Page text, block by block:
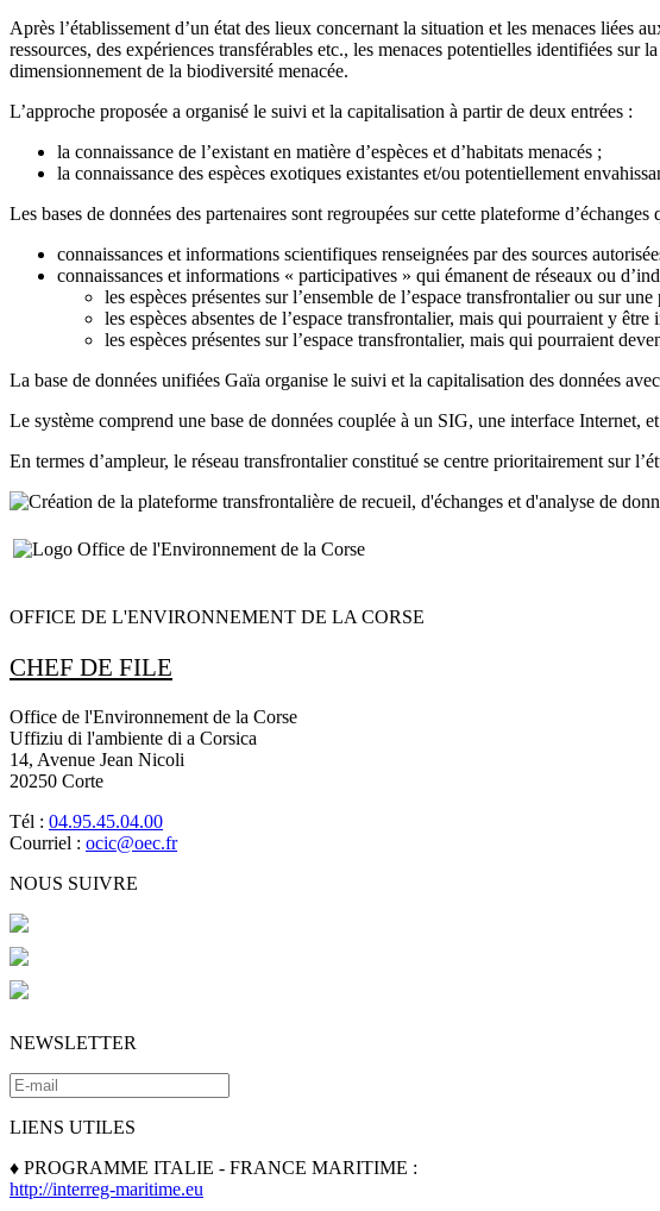
Après l’établissement d’un état des lieux concernant la situation et les menaces liées
ressources, des expériences transférables etc., les menaces potentielles identifiées
dimensionnement de la biodiversité menacée.
L’approche proposée a organisé le suivi et la capitalisation à partir de deux entrées :
la connaissance de l’existant en matière d’espèces et d’habitats menacés ;
la connaissance des espèces exotiques existantes et/ou potentiellement
Les bases de données des partenaires sont regroupées sur cette plateforme
connaissances et informations scientifiques renseignées par des sources
connaissances et informations « participatives » qui émanent de réseaux ou
les espèces présentes sur l’ensemble de l’espace transfrontalier ou sur une
les espèces absentes de l’espace transfrontalier, mais qui pourraient y être
les espèces présentes sur l’espace transfrontalier, mais qui pourraient
La base de données unifiées Gaïa organise le suivi et la capitalisation des données
Le système comprend une base de données couplée à un SIG, une interface
En termes d’ampleur, le réseau transfrontalier constitué se centre prioritairement sur
OFFICE DE L'ENVIRONNEMENT DE LA CORSE
CHEF DE FILE
Office de l'Environnement de la Corse
Uffiziu di l'ambiente di a Corsica
14, Avenue Jean Nicoli
20250 Corte
Tél : 04.95.45.04.00
Courriel : ocic@oec.fr
NOUS SUIVRE
NEWSLETTER
LIENS UTILES
♦ PROGRAMME ITALIE - FRANCE MARITIME :
http://interreg-maritime.eu